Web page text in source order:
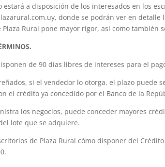
estará a disposición de los interesados en los
donde se podrán ver en
Plaza Rural pone mayor rigor, así como también
de 90 días libres de intereses para el
si el vendedor lo otorga, el plazo puede
el crédito ya concedido por el Banco de la
los negocios, puede conceder mayores
lote que se adquiere.
de Plaza Rural cómo disponer del